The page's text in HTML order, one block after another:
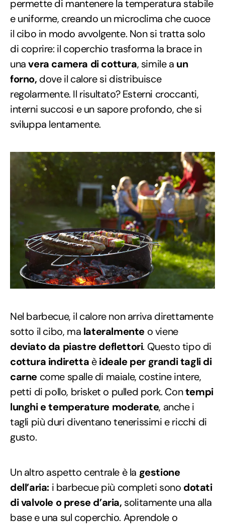
permette di mantenere la temperatura stabile
e uniforme, creando un microclima che cuoce
il cibo in modo avvolgente. Non si tratta solo
di coprire: il coperchio trasforma la brace in
unavera camera di cottura, simile a un
forno, dove il calore si distribuisce
regolarmente. Il risultato? Esterni croccanti,
interni succosi e un sapore profondo, che si
sviluppa lentamente.
Nel barbecue, il calore non arriva direttamente
sotto il cibo, ma lateralmente o viene
deviato da piastre deflettori. Questo tipo di
cottura indiretta èideale per grandi tagli di
carne come spalle di maiale, costine intere,
petti di pollo, brisket o pulled pork. Contempi
lunghi e temperature moderate, anche i
tagli più duri diventano tenerissimi e ricchi di
gusto.
Un altro aspetto centrale è la gestione
dell’aria: i barbecue più completi sono dotati
di valvole o prese d’aria, solitamente una alla
base e una sul coperchio. Aprendole o